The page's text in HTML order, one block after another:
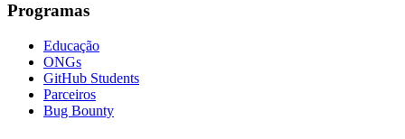
Programas
Educação
ONGs
GitHub Students
Parceiros
Bug Bounty